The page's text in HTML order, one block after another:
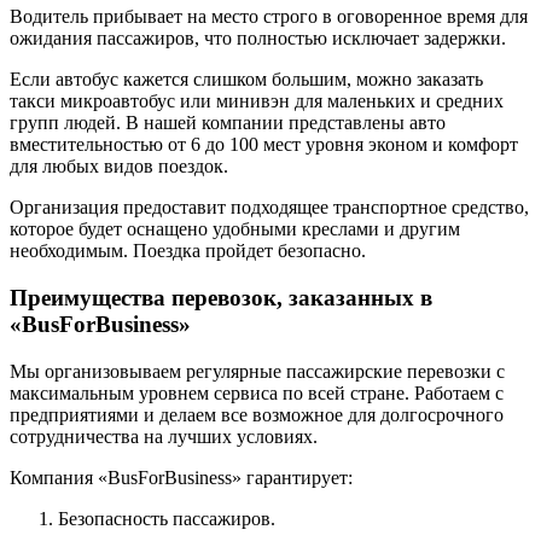
Водитель прибывает на место строго в оговоренное время для
ожидания пассажиров, что полностью исключает задержки.
Если автобус кажется слишком большим, можно заказать
такси микроавтобус или минивэн для маленьких и средних
групп людей. В нашей компании представлены авто
вместительностью от 6 до 100 мест уровня эконом и комфорт
для любых видов поездок.
Организация предоставит подходящее транспортное средство,
которое будет оснащено удобными креслами и другим
необходимым. Поездка пройдет безопасно.
Преимущества перевозок, заказанных в
«BusForBusiness»
Мы организовываем регулярные пассажирские перевозки с
максимальным уровнем сервиса по всей стране. Работаем с
предприятиями и делаем все возможное для долгосрочного
сотрудничества на лучших условиях.
Компания «BusForBusiness» гарантирует:
Безопасность пассажиров.